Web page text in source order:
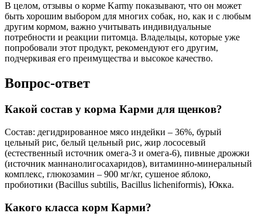
В целом, отзывы о корме Karmy показывают, что он может
быть хорошим выбором для многих собак, но, как и с любым
другим кормом, важно учитывать индивидуальные
потребности и реакции питомца. Владельцы, которые уже
попробовали этот продукт, рекомендуют его другим,
подчеркивая его преимущества и высокое качество.
Вопрос-ответ
Какой состав у корма Карми для щенков?
Состав: дегидрированное мясо индейки – 36%, бурый
цельный рис, белый цельный рис, жир лососевый
(естественный источник омега-3 и омега-6), пивные дрожжи
(источник маннанолигосахаридов), витаминно-минеральный
комплекс, глюкозамин – 900 мг/кг, сушеное яблоко,
пробиотики (Bacillus subtilis, Bacillus licheniformis), Юкка.
Какого класса корм Карми?